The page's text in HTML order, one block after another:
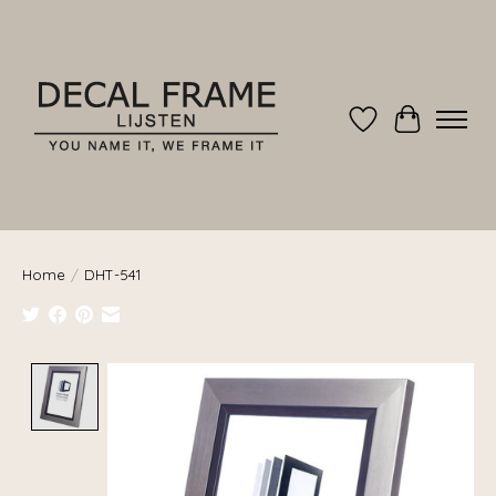
Verlanglijst
Home / DHT-541
Product image slideshow Items